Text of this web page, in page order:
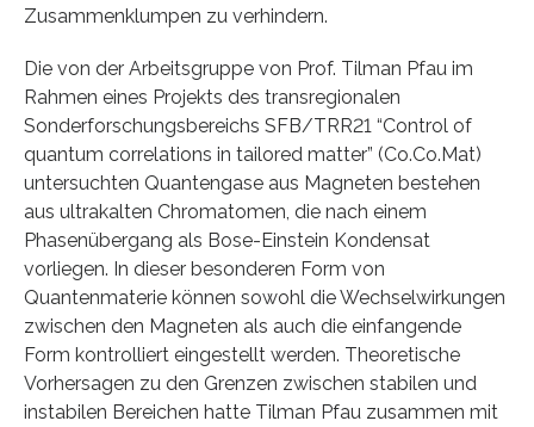
Zusammenklumpen zu verhindern.
Die von der Arbeitsgruppe von Prof. Tilman Pfau im
Rahmen eines Projekts des transregionalen
Sonderforschungsbereichs SFB/TRR21 “Control of
quantum correlations in tailored matter” (Co.Co.Mat)
untersuchten Quantengase aus Magneten bestehen
aus ultrakalten Chromatomen, die nach einem
Phasenübergang als Bose-Einstein Kondensat
vorliegen. In dieser besonderen Form von
Quantenmaterie können sowohl die Wechselwirkungen
zwischen den Magneten als auch die einfangende
Form kontrolliert eingestellt werden. Theoretische
Vorhersagen zu den Grenzen zwischen stabilen und
instabilen Bereichen hatte Tilman Pfau zusammen mit